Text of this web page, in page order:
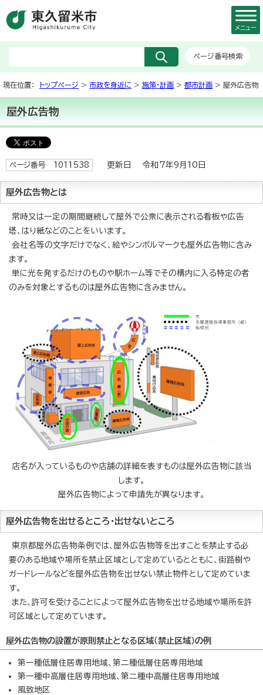
ページ番号検索
メニュー
現在位置： トップページ > 市政を身近に > 施策・計画 > 都市計画 > 屋外広告物
屋外広告物
ページ番号 1011538 更新日 令和7年9月10日
屋外広告物とは
常時又は一定の期間継続して屋外で公衆に表示される看板や広告
塔、はり紙などのことをいいます。
会社名等の文字だけでなく、絵やシンボルマークも屋外広告物に含み
ます。
単に光を発するだけのものや駅ホーム等でその構内に入る特定の者
のみを対象とするものは屋外広告物に含みません。
店名が入っているものや店舗の詳細を表すものは屋外広告物に該当
します。
屋外広告物によって申請先が異なります。
屋外広告物を出せるところ・出せないところ
東京都屋外広告物条例では、屋外広告物等を出すことを禁止する必
要のある地域や場所を禁止区域として定めているとともに、街路樹や
ガードレールなどを屋外広告物を出せない禁止物件として定めていま
す。
また、許可を受けることによって屋外広告物を出せる地域や場所を許
可区域として定めています。
屋外広告物の設置が原則禁止となる区域（禁止区域）の例
第一種低層住居専用地域、第二種低層住居専用地域
第一種中高層住居専用地域、第二種中高層住居専用地域
風致地区